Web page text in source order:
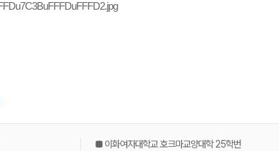
■ 이화여자대학교 호크마교양대학 25학번